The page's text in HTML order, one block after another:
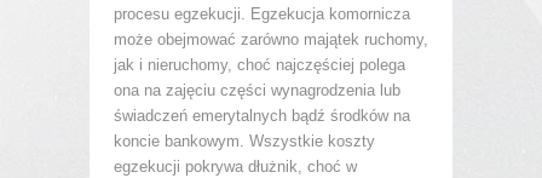
procesu egzekucji. Egzekucja komornicza
może obejmować zarówno majątek ruchomy,
jak i nieruchomy, choć najczęściej polega
ona na zajęciu części wynagrodzenia lub
świadczeń emerytalnych bądź środków na
koncie bankowym. Wszystkie koszty
egzekucji pokrywa dłużnik, choć w